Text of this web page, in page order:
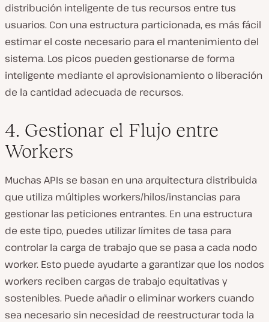
distribución inteligente de tus recursos entre tus
usuarios. Con una estructura particionada, es más fácil
estimar el coste necesario para el mantenimiento del
sistema. Los picos pueden gestionarse de forma
inteligente mediante el aprovisionamiento o liberación
de la cantidad adecuada de recursos.
4. Gestionar el Flujo entre
Workers
Muchas APIs se basan en una arquitectura distribuida
que utiliza múltiples workers/hilos/instancias para
gestionar las peticiones entrantes. En una estructura
de este tipo, puedes utilizar límites de tasa para
controlar la carga de trabajo que se pasa a cada nodo
worker. Esto puede ayudarte a garantizar que los nodos
workers reciben cargas de trabajo equitativas y
sostenibles. Puede añadir o eliminar workers cuando
sea necesario sin necesidad de reestructurar toda la